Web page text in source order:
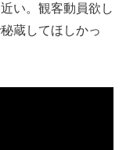
い。観客動員欲し
蔵してほしかっ